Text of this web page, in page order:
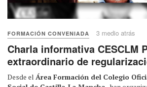
FORMACIÓN CONVENIADA 3 medio atrás
Charla informativa CESCLM
extraordinario de
Desde el Área Formación del Colegio